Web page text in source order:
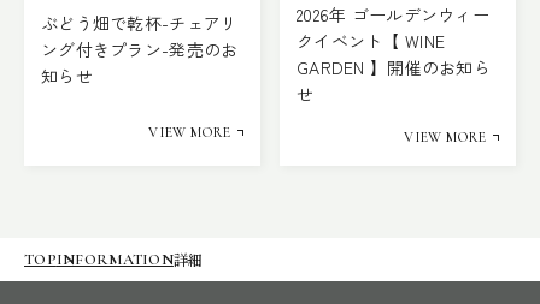
ぶどう畑で乾杯-チェアリ
ング付きプラン-発売のお
知らせ
VIEW MORE
2026年 ゴールデンウィー
クイベント【 WINE
GARDEN 】開催のお知ら
せ
VIEW MORE
TOPINFORMATION詳細